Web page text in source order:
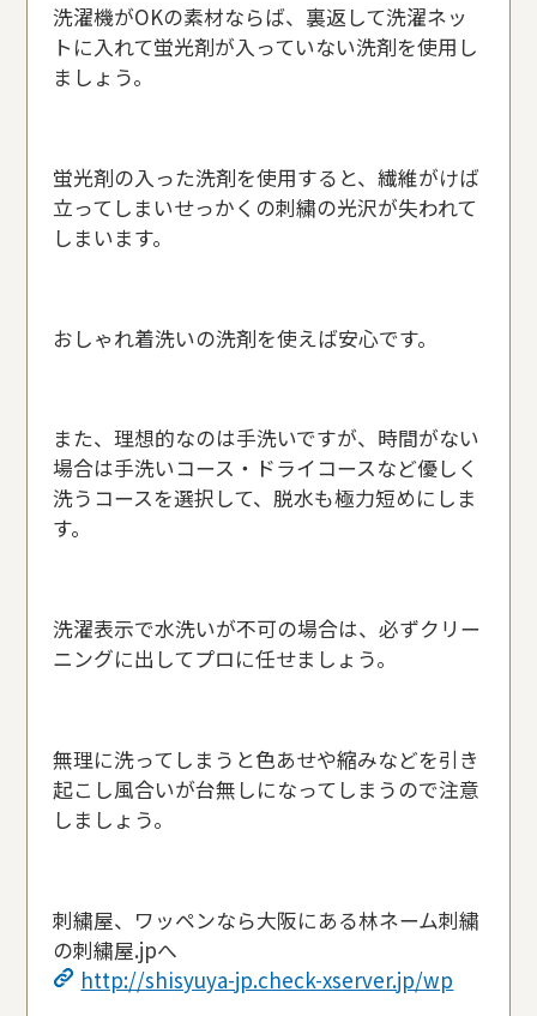
洗濯機がOKの素材ならば、裏返して洗濯ネッ
トに入れて蛍光剤が入っていない洗剤を使用し
ましょう。
蛍光剤の入った洗剤を使用すると、繊維がけば
立ってしまいせっかくの刺繍の光沢が失われて
しまいます。
おしゃれ着洗いの洗剤を使えば安心です。
また、理想的なのは手洗いですが、時間がない
場合は手洗いコース・ドライコースなど優しく
洗うコースを選択して、脱水も極力短めにしま
す。
洗濯表示で水洗いが不可の場合は、必ずクリー
ニングに出してプロに任せましょう。
無理に洗ってしまうと色あせや縮みなどを引き
起こし風合いが台無しになってしまうので注意
しましょう。
刺繍屋、ワッペンなら大阪にある林ネーム刺繍
の刺繍屋.jpへ
http://shisyuya-jp.check-xserver.jp/wp